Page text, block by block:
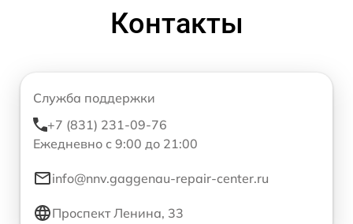
Контакты
Служба поддержки
+7 (831) 231-09-76
Ежедневно с 9:00 до 21:00
info@nnv.gaggenau-repair-center.ru
Проспект Ленина, 33